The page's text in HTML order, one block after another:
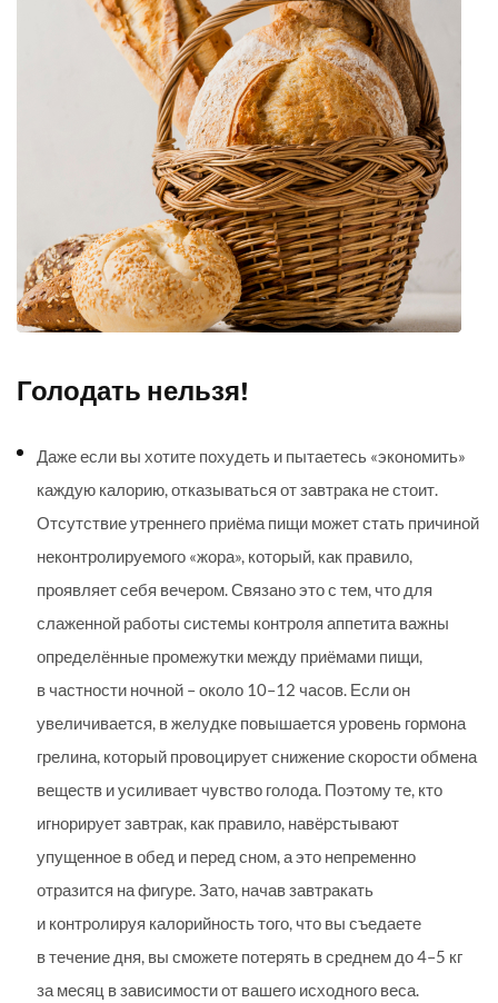
Голодать нельзя!
Даже если вы хотите похудеть и пытаетесь «экономить»
каждую калорию, отказываться от завтрака не стоит.
Отсутствие утреннего приёма пищи может стать причиной
неконтролируемого «жора», который, как правило,
проявляет себя вечером. Связано это с тем, что для
слаженной работы системы контроля аппетита важны
определённые промежутки между приёмами пищи,
в частности ночной – около 10–12 часов. Если он
увеличивается, в желудке повышается уровень гормона
грелина, который провоцирует снижение скорости обмена
веществ и усиливает чувство голода. Поэтому те, кто
игнорирует завтрак, как правило, навёрстывают
упущенное в обед и перед сном, а это непременно
отразится на фигуре. Зато, начав завт­ракать
и контролируя калорийность того, что вы съедаете
в течение дня, вы сможете потерять в среднем до 4–5 кг
за месяц в зависимости от вашего исходного веса.